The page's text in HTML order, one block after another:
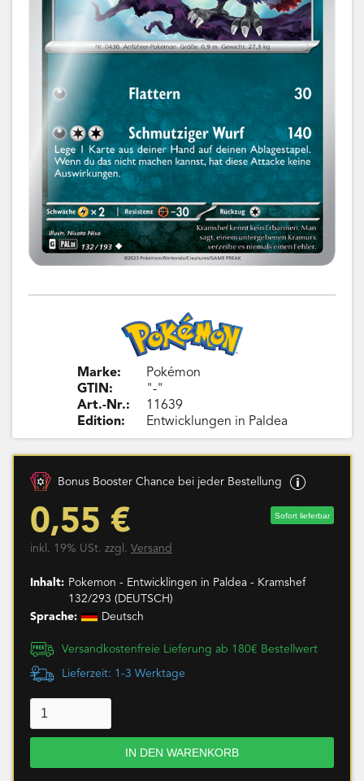
Marke:
GTIN:
Art.-Nr.:
Edition:
Pokémon
"-"
11639
Entwicklungen in Paldea
Bonus Booster Chance bei jeder Bestellung
0,55 € Sofort lieferbar
inkl. 19% USt. zzgl. Versand
Inhalt: Pokemon - Entwicklingen in Paldea - Kramshef
132/293 (DEUTSCH)
Sprache:
Deutsch
Versandkostenfreie Lieferung ab 180€ Bestellwert
Lieferzeit: 1-3 Werktage